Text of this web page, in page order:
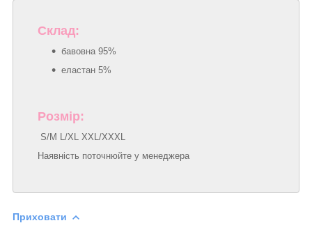
Склад:
бавовна 95%
еластан 5%
Розмір:
S/M L/XL XXL/XXXL
Наявність поточнюйте у менеджера
Приховати